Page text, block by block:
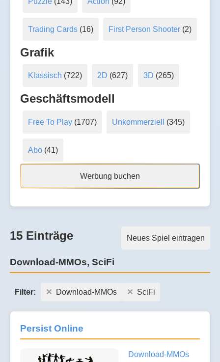
Trading Cards(16) First Person Shooter (2)
Grafik
Klassisch (722) 2D (627) 3D (265)
Geschäftsmodell
Free To Play(1707) Unkommerziell (345)
Abo(41)
Werbung buchen
Neues Spiel eintragen
15 Einträge
Download-MMOs, SciFi
Filter: Download-MMOs SciFi
Persist Online
Download-MMOs